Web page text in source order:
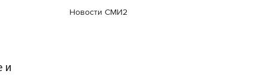
и
Новости СМИ2